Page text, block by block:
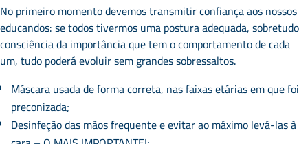
No primeiro momento devemos transmitir confiança aos nossos
educandos: se todos tivermos uma postura adequada, sobretudo
consciência da importância que tem o comportamento de cada
um, tudo poderá evoluir sem grandes sobressaltos.
Máscara usada de forma correta, nas faixas etárias em que foi
preconizada;
Desinfeção das mãos frequente e evitar ao máximo levá-las à